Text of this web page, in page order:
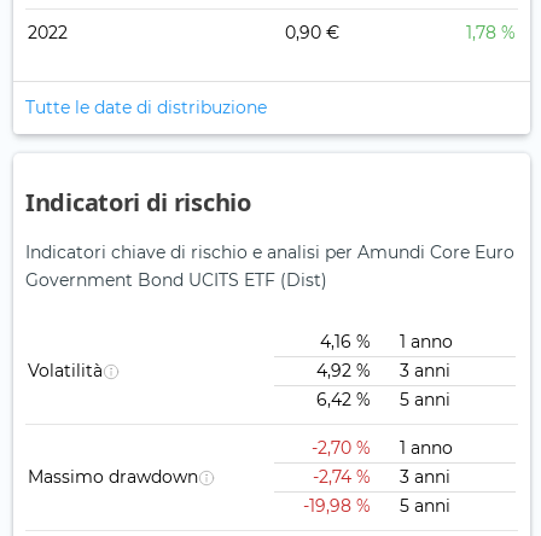
2022 0,90 € 1,78 %
Tutte le date di distribuzione
Indicatori di rischio
Indicatori chiave di rischio e analisi per Amundi Core Euro
Government Bond UCITS ETF (Dist)
Volatilità
4,16 %
1 anno
4,92 %
3 anni
6,42 %
5 anni
Massimo drawdown
-2,70 %
1 anno
-2,74 %
3 anni
-19,98 %
5 anni